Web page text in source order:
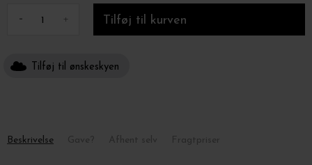
- +
Tilføj til ønskeskyen
Beskrivelse